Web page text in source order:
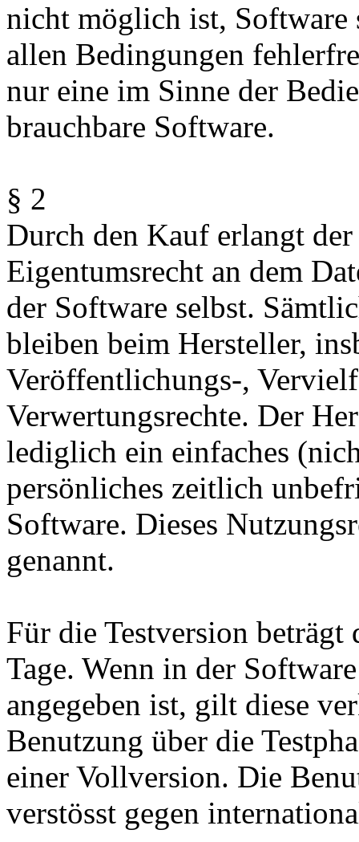
nicht möglich ist, Software
allen Bedingungen
nur eine im Sinne der
brauchbare Software.
§ 2
Durch den Kauf erlangt
Eigentumsrecht an dem
der Software selbst.
bleiben beim Hersteller,
Veröffentlichungs-,
Verwertungsrechte. Der
lediglich ein einfaches
persönliches zeitlich
Software. Dieses
genannt.
Für die Testversion
Tage. Wenn in der
angegeben ist, gilt diese
Benutzung über die
einer Vollversion. Die
verstösst gegen